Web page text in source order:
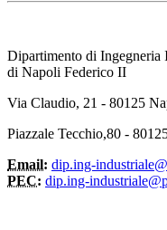
Dipartimento di
di Napoli Federico II
Via Claudio, 21 - 80125
Piazzale Tecchio,80 -
Email: dip.ing-
PEC: dip.ing-